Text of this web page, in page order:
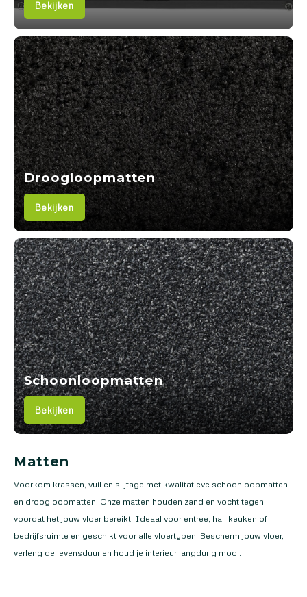
Bekijken
Droogloopmatten
Bekijken
Schoonloopmatten
Bekijken
Matten
Voorkom krassen, vuil en slijtage met kwalitatieve schoonloopmatten
en droogloopmatten. Onze matten houden zand en vocht tegen
voordat het jouw vloer bereikt. Ideaal voor entree, hal, keuken of
bedrijfsruimte en geschikt voor alle vloertypen. Bescherm jouw vloer,
verleng de levensduur en houd je interieur langdurig mooi.